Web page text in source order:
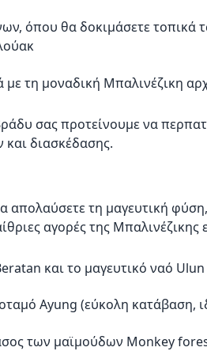
όπου θα δοκιμάσετε τοπικά
τη μοναδική Μπαλινέζικη
σας προτείνουμε να
και διασκέδασης.
απολαύσετε τη μαγευτική
αγορές της
και το μαγευτικό ναό
Ayung (εύκολη κατάβαση,
των μαϊμούδων Monkey